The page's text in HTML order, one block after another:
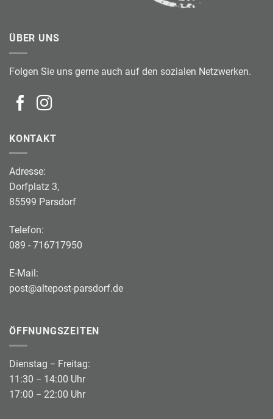
ÜBER UNS
Folgen Sie uns gerne auch auf den sozialen Netzwerken.
KONTAKT
Adresse:
Dorfplatz 3,
85599 Parsdorf
Telefon:
089 - 716717950
E-Mail:
post@altepost-parsdorf.de
ÖFFNUNGSZEITEN
Dienstag − Freitag:
11:30 − 14:00 Uhr
17:00 − 22:00 Uhr